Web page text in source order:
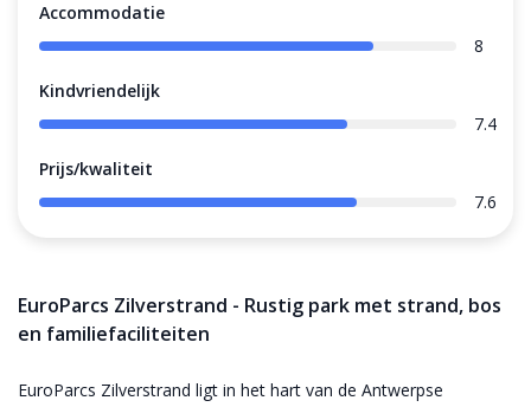
EuroParcs Zilverstrand - Rustig park met strand, bos
en familiefaciliteiten
EuroParcs Zilverstrand ligt in het hart van de Antwerpse
Accommodatie
8
Kindvriendelijk
7.4
Prijs/kwaliteit
7.6